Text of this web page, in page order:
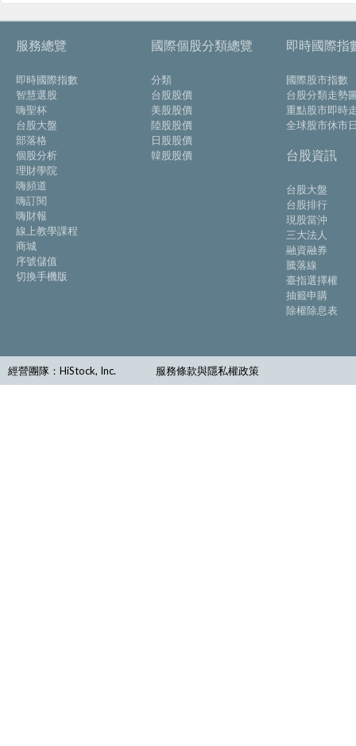
服務總覽
即時國際指數
智慧選股
嗨聖杯
台股大盤
部落格
個股分析
理財學院
嗨頻道
嗨訂閱
嗨財報
線上教學課程
商城
序號儲值
切換手機版
國際個股分類總覽
分類
台股股價
美股股價
陸股股價
日股股價
韓股股價
即時國際指
國際股市指數
台股分類走勢
重點股市即時
全球股市休市
台股資訊
台股大盤
台股排行
現股當沖
三大法人
融資融券
騰落線
臺指選擇權
抽籤申購
除權除息表
經營團隊：HiStock, Inc. 服務條款與隱私權政策